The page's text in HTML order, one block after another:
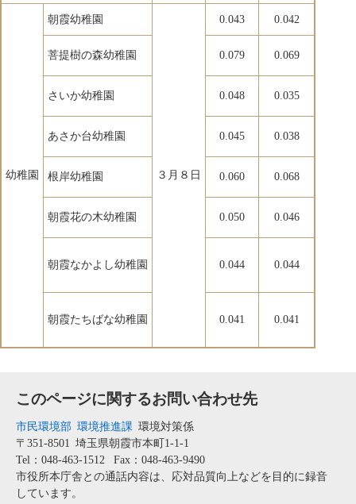
幼稚園
朝霞幼稚園
３月８日
0.043 0.042
菩提樹の森幼稚園 0.079 0.069
さいか幼稚園 0.048 0.035
あさか台幼稚園 0.045 0.038
根岸幼稚園 0.060 0.068
朝霞花の木幼稚園 0.050 0.046
朝霞なかよし幼稚園 0.044 0.044
朝霞たちばな幼稚園 0.041 0.041
このページに関するお問い合わせ先
市民環境部 環境推進課 環境対策係
〒351-8501
埼玉県朝霞市本町1-1-1
Tel：048-463-1512
Fax：048-463-9490
市役所本庁舎との通話内容は、応対品質向上などを目的に録音
しています。